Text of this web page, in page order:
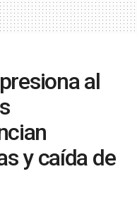
al
y caída de